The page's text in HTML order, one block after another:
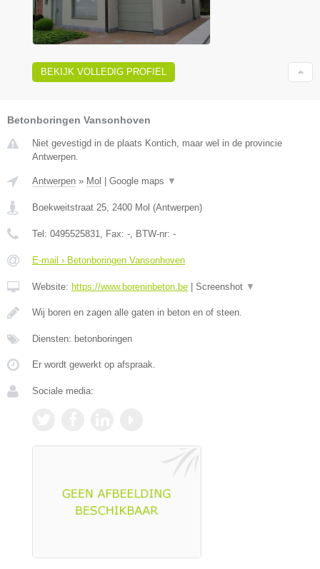
BEKIJK VOLLEDIG PROFIEL
Betonboringen Vansonhoven
Niet gevestigd in de plaats Kontich, maar wel in de provincie
Antwerpen.
Antwerpen » Mol | Google maps ▼
Boekweitstraat 25 2400 Mol (Antwerpen)
Tel: 0495525831 , Fax: - , BTW-nr: -
E-mail › Betonboringen Vansonhoven
Website: https://www.boreninbeton.be | Screenshot ▼
Wij boren en zagen alle gaten in beton en of steen.
Diensten: betonboringen
Er wordt gewerkt op afspraak.
Sociale media: